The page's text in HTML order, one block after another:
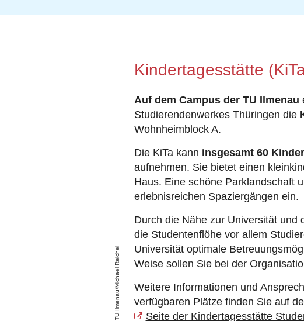
TU Ilmenau/Michael Reichel
Kindertagesstätte
Auf dem Campus der TU Ilmenau
Studierendenwerkes Thüringen die
Wohnheimblock A.
Die KiTa kann insgesamt 60
aufnehmen. Sie bietet einen
Haus. Eine schöne Parklandschaft
erlebnisreichen Spaziergängen ein.
Durch die Nähe zur Universität und
die Studentenflöhe vor allem
Universität optimale
Weise sollen Sie bei der
Weitere Informationen und
verfügbaren Plätze finden Sie auf
Seite der Kindertagesstätte